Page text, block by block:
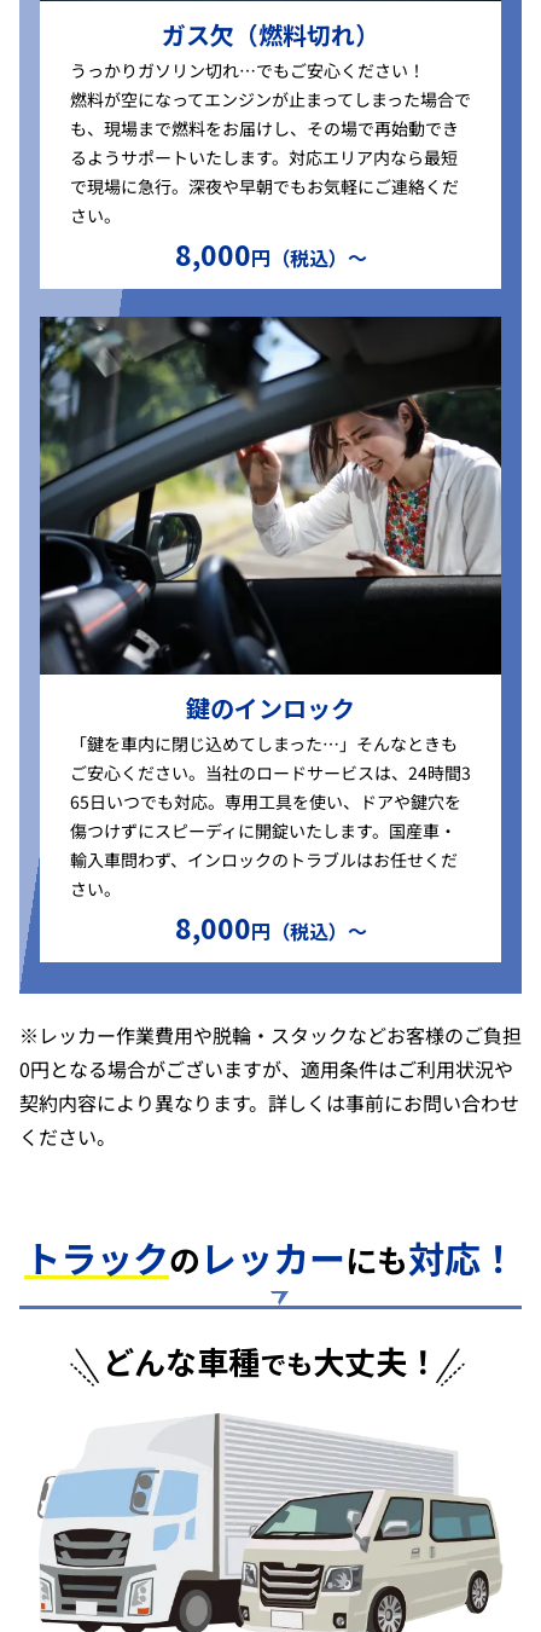
ガス欠（燃料切れ）
うっかりガソリン切れ…でもご安心ください！
燃料が空になってエンジンが止まってしまった場合で
も、現場まで燃料をお届けし、その場で再始動でき
るようサポートいたします。対応エリア内なら最短
で現場に急行。深夜や早朝でもお気軽にご連絡くだ
さい。
8,000円（税込）〜
鍵のインロック
「鍵を車内に閉じ込めてしまった…」そんなときも
ご安心ください。当社のロードサービスは、24時間3
65日いつでも対応。専用工具を使い、ドアや鍵穴を
傷つけずにスピーディに開錠いたします。国産車・
輸入車問わず、インロックのトラブルはお任せくだ
さい。
8,000円（税込）〜
※レッカー作業費用や脱輪・スタックなどお客様のご負担
0円となる場合がございますが、適用条件はご利用状況や
契約内容により異なります。詳しくは事前にお問い合わせ
ください。
トラックのレッカーにも対応！
どんな車種でも大丈夫！